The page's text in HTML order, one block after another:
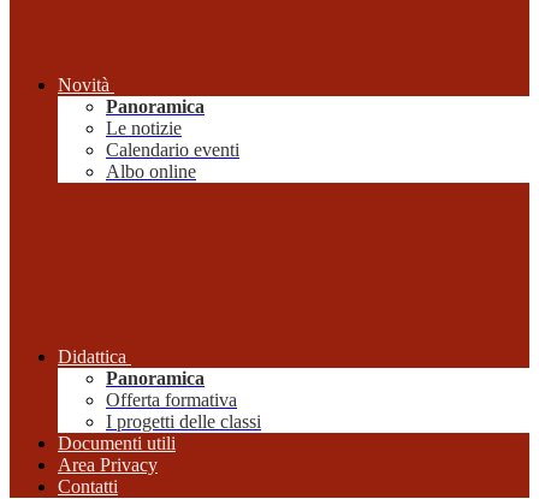
Novità
Panoramica
Le notizie
Calendario eventi
Albo online
Didattica
Panoramica
Offerta formativa
I progetti delle classi
Documenti utili
Area Privacy
Contatti